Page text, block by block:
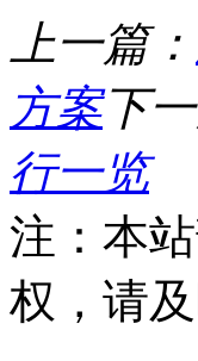
上一篇：
方案下
行一览
注：本
权，请